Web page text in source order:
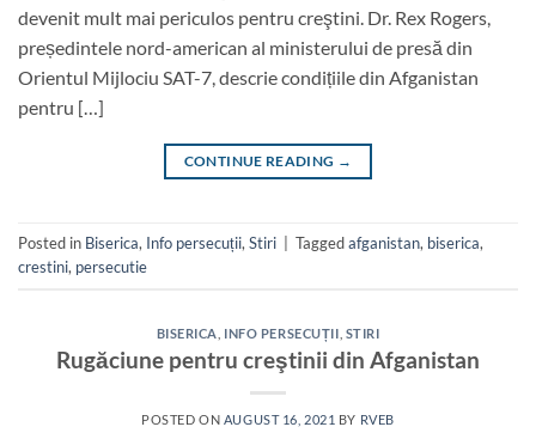
devenit mult mai periculos pentru creştini. Dr. Rex Rogers,
președintele nord-american al ministerului de presă din
Orientul Mijlociu SAT-7, descrie condițiile din Afganistan
pentru […]
CONTINUE READING →
Posted in Biserica, Info persecuții, Stiri Taggedafganistan, biserica,
crestini, persecutie
BISERICA INFO PERSECUȚII STIRI
Rugăciune pentru creştinii din Afganistan
POSTED ON AUGUST 16, 2021 BY RVEB